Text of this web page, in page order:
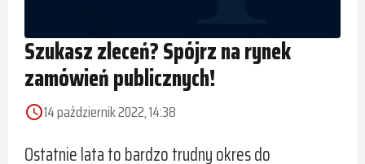
Szukasz zleceń? Spójrz na rynek
zamówień publicznych!
access_time14 październik 2022, 14:38
Ostatnie lata to bardzo trudny okres do